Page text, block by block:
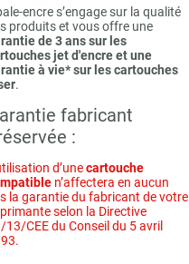
encre s’engage sur la qualité
produits et vous offre une
de 3 ans sur les
jet d'encre et une
à vie* sur les cartouches
.
fabricant
:
d’unecartouche
n’affectera en aucun
la garantie du fabricant de votre
selon la Directive
13/CEE du Conseil du 5 avril